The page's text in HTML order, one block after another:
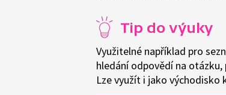
Tip do výuky
Využitelné například pro
hledání odpovědí na
Lze využít i jako